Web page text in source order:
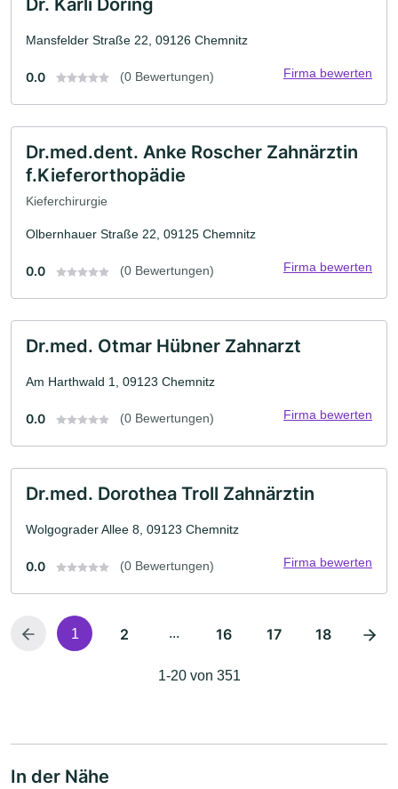
Mansfelder Straße 22, 09126 Chemnitz
0.0 (0 Bewertungen) Firma bewerten
Dr.med.dent. Anke Roscher Zahnärztin
f.Kieferorthopädie
Kieferchirurgie
Olbernhauer Straße 22, 09125 Chemnitz
0.0 (0 Bewertungen) Firma bewerten
Dr.med. Otmar Hübner Zahnarzt
Am Harthwald 1, 09123 Chemnitz
0.0 (0 Bewertungen) Firma bewerten
Dr.med. Dorothea Troll Zahnärztin
Wolgograder Allee 8, 09123 Chemnitz
0.0 (0 Bewertungen) Firma bewerten
1 2 ... 16 17 18
1-20 von 351
In der Nähe